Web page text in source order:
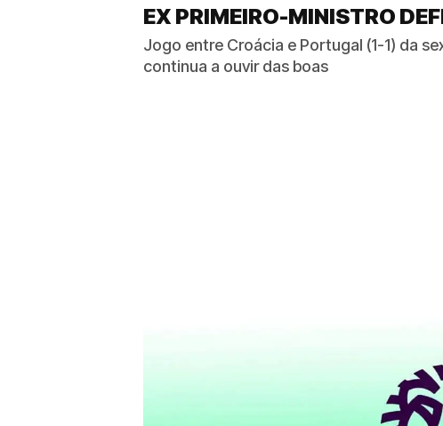
EX PRIMEIRO-MINISTRO
Jogo entre Croácia e Portugal (1-1) da
continua a ouvir das boas